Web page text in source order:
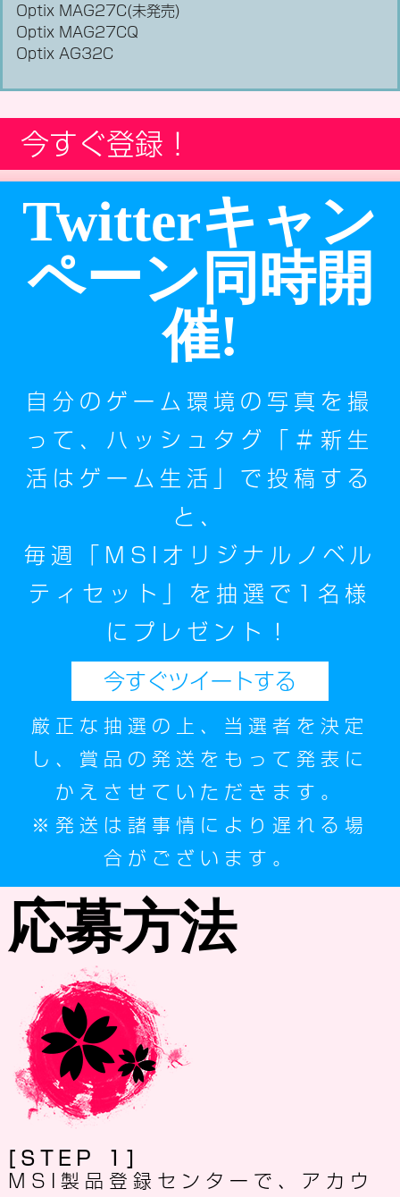
Optix MAG27C(未発売)
Optix MAG27CQ
Optix AG32C
今すぐ登録！
Twitterキャン
ペーン同時開
催!
自分のゲーム環境の写真を撮
って、ハッシュタグ「＃新生
活はゲーム生活」で投稿する
と、
毎週「MSIオリジナルノベル
ティセット」を抽選で1名様
にプレゼント！
今すぐツイートする
厳正な抽選の上、当選者を決定
し、賞品の発送をもって発表に
かえさせていただきます。
※発送は諸事情により遅れる場
合がございます。
応募方法
[STEP 1]
MSI製品登録センターで、アカウ